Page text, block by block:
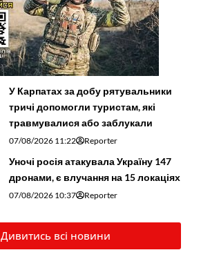
У Карпатах за добу рятувальники
тричі допомогли туристам, які
травмувалися або заблукали
07/08/2026 11:22 Reporter
Уночі росія атакувала Україну 147
дронами, є влучання на 15 локаціях
07/08/2026 10:37 Reporter
Дивитись всі новини